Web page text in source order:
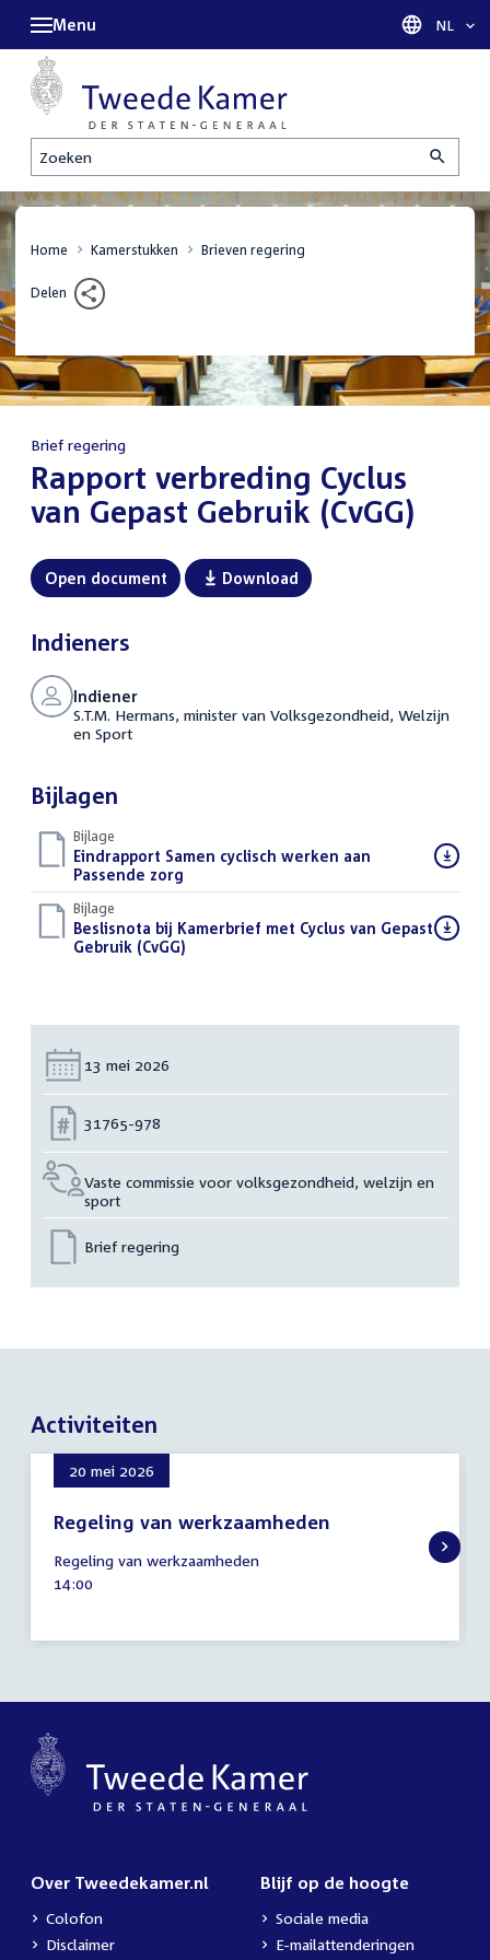
Zoeken
Menu Taal
NL
Home Kamerstukken Brieven regering
Delen
Brief regering
:Rapport verbreding Cyclus
van Gepast Gebruik (CvGG)
Open document Download
Indieners
Indiener
S.T.M. Hermans, minister van Volksgezondheid, Welzijn
en Sport
Bijlagen
Bijlage
Download
bestand:
Eindrapport Samen cyclisch werken aan
Passende zorg
Bijlage
Download
bestand:
Beslisnota bij Kamerbrief met Cyclus van Gepast
Gebruik (CvGG)
Datum:
13 mei 2026
Nummer:
31765-978
Vaste commissie voor volksgezondheid, welzijn en
sport
Brief regering
Activiteiten
20 mei 2026
Regeling van werkzaamheden
mei
2026
Regeling van werkzaamheden
Tijd
14:00
Over Tweedekamer.nl
Colofon
Disclaimer
Blijf op de hoogte
Sociale media
E-mailattenderingen